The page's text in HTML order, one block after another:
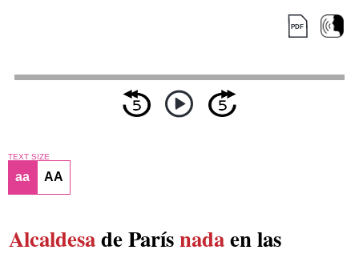
TEXT SIZE
aa AA
Alcaldesade Parísnadaen las